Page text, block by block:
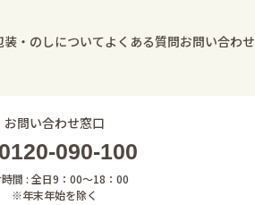
装・のしについてよくある質問お問い合わせ
お問い合わせ窓口
0120-090-100
間 : 全日9：00～18：00
※年末年始を除く